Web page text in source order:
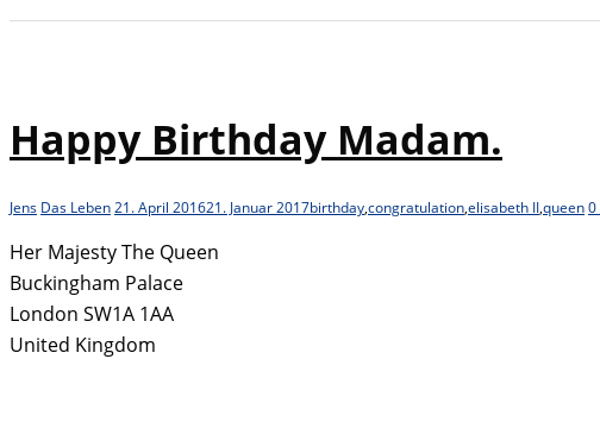
Happy Birthday Madam.
Jens Das Leben21. April 201621. Januar 2017birthday,congratulation,elisabeth II,queen0
Her Majesty The Queen
Buckingham Palace
London SW1A 1AA
United Kingdom